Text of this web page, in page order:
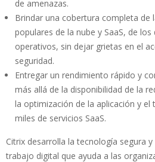
de amenazas.
Brindar una cobertura completa de
populares de la nube y SaaS, de
operativos, sin dejar grietas en el
seguridad.
Entregar un rendimiento rápido y
más allá de la disponibilidad de la
la optimización de la aplicación y
miles de servicios SaaS.
Citrix desarrolla la tecnología segura
trabajo digital que ayuda a las